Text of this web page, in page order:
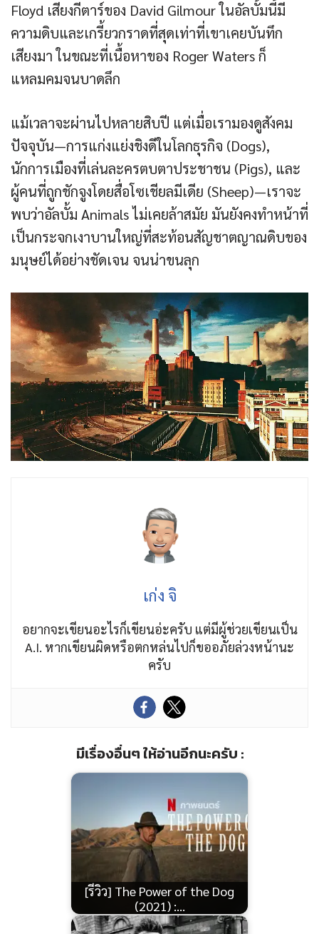
Floyd เสียงกีตาร์ของ David Gilmour ในอัลบั้มนี้มี
ความดิบและเกรี้ยวกราดที่สุดเท่าที่เขาเคยบันทึก
เสียงมา ในขณะที่เนื้อหาของ Roger Waters ก็
แหลมคมจนบาดลึก
แม้เวลาจะผ่านไปหลายสิบปี แต่เมื่อเรามองดูสังคม
ปัจจุบัน—การแก่งแย่งชิงดีในโลกธุรกิจ (Dogs),
นักการเมืองที่เล่นละครตบตาประชาชน (Pigs), และ
ผู้คนที่ถูกชักจูงโดยสื่อโซเชียลมีเดีย (Sheep)—เราจะ
พบว่าอัลบั้ม Animals ไม่เคยล้าสมัย มันยังคงทำหน้าที่
เป็นกระจกเงาบานใหญ่ที่สะท้อนสัญชาตญาณดิบของ
มนุษย์ได้อย่างชัดเจน จนน่าขนลุก
เก่ง จิ
อยากจะเขียนอะไรก็เขียนอ่ะครับ แต่มีผู้ช่วยเขียนเป็น
A.I. หากเขียนผิดหรือตกหล่นไปก็ขออภัยล่วงหน้านะ
ครับ
มีเรื่องอื่นๆ ให้อ่านอีกนะครับ :
[รีวิว] The Power of the Dog
(2021) :…